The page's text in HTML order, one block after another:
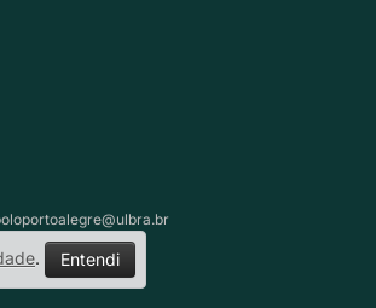
. Entendi